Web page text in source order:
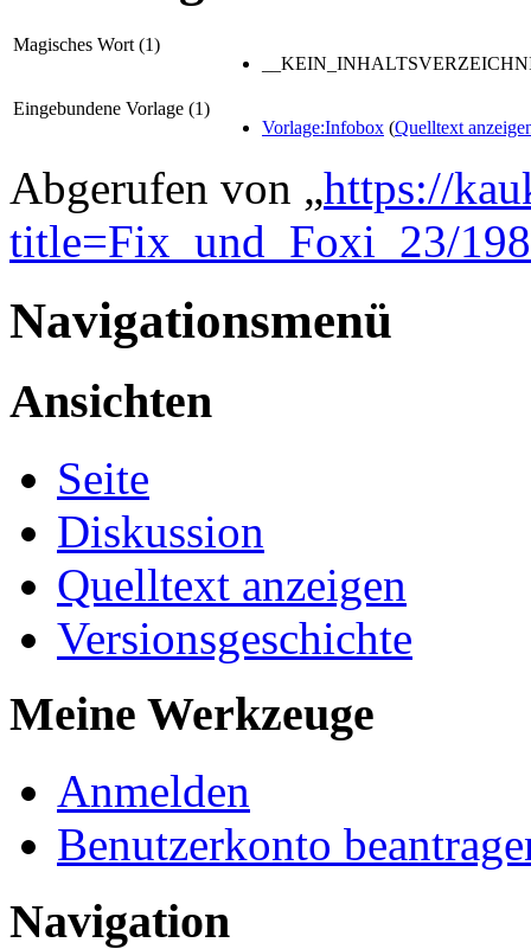
Magisches Wort (1)
Eingebundene Vorlage (1)
Vorlage:Infobox (Quelltext
Abgerufen von „https://
title=Fix_und_Foxi_23/
Navigationsmenü
Ansichten
Seite
Diskussion
Quelltext anzeigen
Versionsgeschichte
Meine Werkzeuge
Anmelden
Benutzerkonto
Navigation